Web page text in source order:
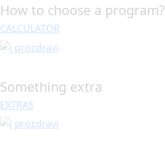
How to choose a program?
CALCULATOR
Something extra
EXTRAS